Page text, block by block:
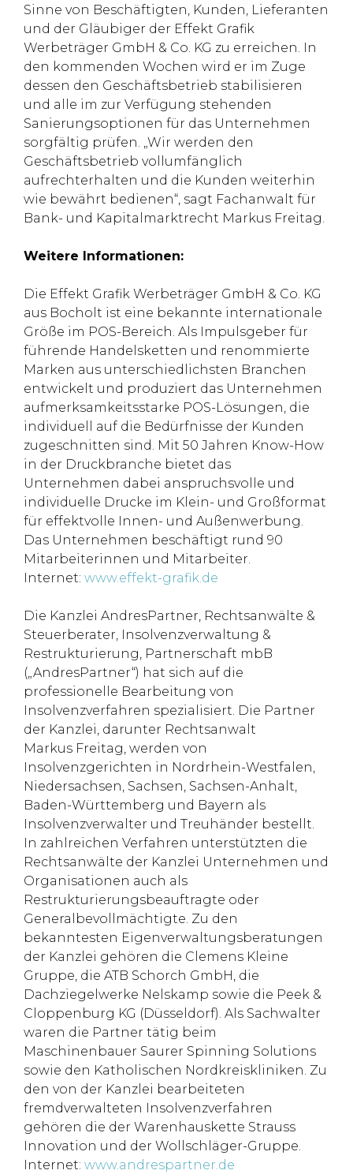
Sinne von Beschäftigten, Kunden, Lieferanten
und der Gläubiger der Effekt Grafik
Werbeträger GmbH & Co. KG zu erreichen. In
den kommenden Wochen wird er im Zuge
dessen den Geschäftsbetrieb stabilisieren
und alle im zur Verfügung stehenden
Sanierungsoptionen für das Unternehmen
sorgfältig prüfen. „Wir werden den
Geschäftsbetrieb vollumfänglich
aufrechterhalten und die Kunden weiterhin
wie bewährt bedienen“, sagt Fachanwalt für
Bank- und Kapitalmarktrecht Markus Freitag.
Weitere Informationen:
Die Effekt Grafik Werbeträger GmbH & Co. KG
aus Bocholt ist eine bekannte internationale
Größe im POS-Bereich. Als Impulsgeber für
führende Handelsketten und renommierte
Marken aus unterschiedlichsten Branchen
entwickelt und produziert das Unternehmen
aufmerksamkeitsstarke POS-Lösungen, die
individuell auf die Bedürfnisse der Kunden
zugeschnitten sind. Mit 50 Jahren Know-How
in der Druckbranche bietet das
Unternehmen dabei anspruchsvolle und
individuelle Drucke im Klein- und Großformat
für effektvolle Innen- und Außenwerbung.
Das Unternehmen beschäftigt rund 90
Mitarbeiterinnen und Mitarbeiter.
Internet: www.effekt-grafik.de
Die Kanzlei AndresPartner, Rechtsanwälte &
Steuerberater, Insolvenzverwaltung &
Restrukturierung, Partnerschaft mbB
(„AndresPartner“) hat sich auf die
professionelle Bearbeitung von
Insolvenzverfahren spezialisiert. Die Partner
der Kanzlei, darunter Rechtsanwalt
Markus Freitag, werden von
Insolvenzgerichten in Nordrhein-Westfalen,
Niedersachsen, Sachsen, Sachsen-Anhalt,
Baden-Württemberg und Bayern als
Insolvenzverwalter und Treuhänder bestellt.
In zahlreichen Verfahren unterstützten die
Rechtsanwälte der Kanzlei Unternehmen und
Organisationen auch als
Restrukturierungsbeauftragte oder
Generalbevollmächtigte. Zu den
bekanntesten Eigenverwaltungsberatungen
der Kanzlei gehören die Clemens Kleine
Gruppe, die ATB Schorch GmbH, die
Dachziegelwerke Nelskamp sowie die Peek &
Cloppenburg KG (Düsseldorf). Als Sachwalter
waren die Partner tätig beim
Maschinenbauer Saurer Spinning Solutions
sowie den Katholischen Nordkreiskliniken. Zu
den von der Kanzlei bearbeiteten
fremdverwalteten Insolvenzverfahren
gehören die der Warenhauskette Strauss
Innovation und der Wollschläger-Gruppe.
Internet: www.andrespartner.de